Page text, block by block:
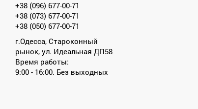
+38 (096) 677-00-71
+38 (073) 677-00-71
+38 (050) 677-00-71
г.Одесса, Староконный
рынок, ул. Идеальная ДП58
Время работы:
9:00 - 16:00. Без выходных